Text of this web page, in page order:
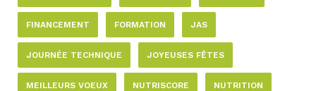
FINANCEMENT FORMATION JAS
JOURNÉE TECHNIQUE JOYEUSES FÊTES
MEILLEURS VOEUX NUTRISCORE NUTRITION